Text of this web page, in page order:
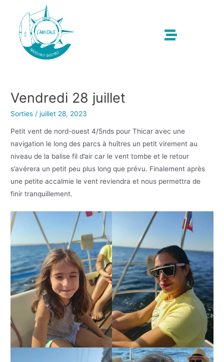
Vendredi 28 juillet
Sorties /juillet 28, 2023
Petit vent de nord-ouest 4/5nds pour Thicar avec une
navigation le long des parcs à huîtres un petit virement au
niveau de la balise fil d’air car le vent tombe et le retour
s’avérera un petit peu plus long que prévu. Finalement après
une petite accalmie le vent reviendra et nous permettra de
finir tranquillement.